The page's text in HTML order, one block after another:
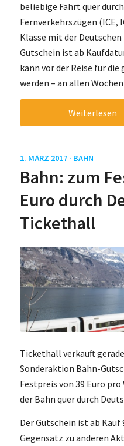
beliebige Fahrt quer
Fernverkehrszügen (ICE,
Klasse mit der
Gutschein ist ab
kann vor der Reise für
werden – an allen
Weiterlesen
1. MÄRZ 2017 · BAHN
Bahn: zum
Euro durch
Tickethall
Tickethall verkauft
Sonderaktion Bahn-
Festpreis von 39 Euro
der Bahn quer durch
Der Gutschein ist ab
Gegensatz zu anderen